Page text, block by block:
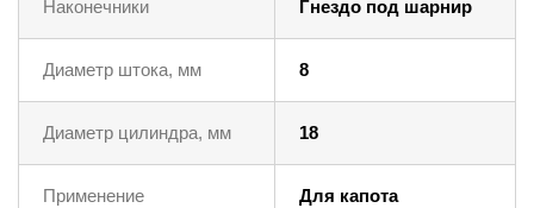
Наконечники Гнездо под шарнир
Диаметр штока, мм 8
Диаметр цилиндра, мм 18
Применение Для капота